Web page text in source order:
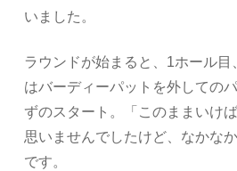
いました。
ラウンドが始まると、1ホール
はバーディーパットを外しての
ずのスタート。「このままいけ
思いませんでしたけど、なかな
です。